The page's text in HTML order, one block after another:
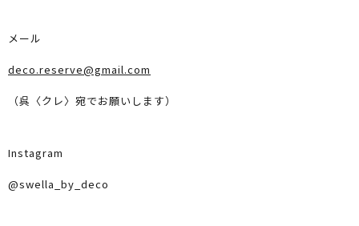
メール
deco.reserve@gmail.com
（呉〈クレ〉宛でお願いします）
Instagram
@swella_by_deco